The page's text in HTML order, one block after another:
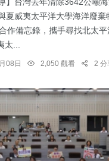
夏威夷太平洋大學海洋廢棄
作備忘錄，攜手尋找北太
...
08日 2,050 觀看 2 分